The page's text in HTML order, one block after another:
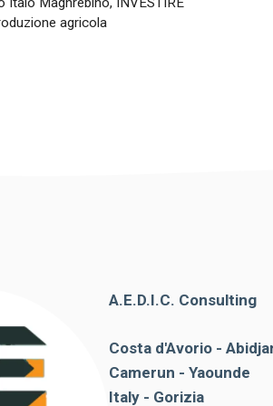
agricola
A.E.D.I.C. Consulting
Costa d'Avorio -
Camerun - Yaounde
Italy - Gorizia